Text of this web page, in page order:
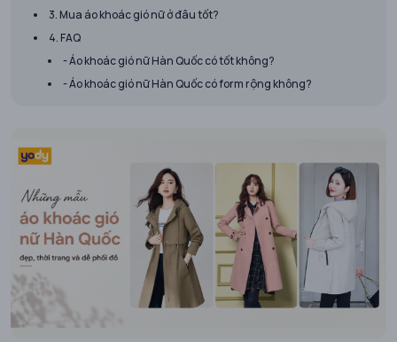
3. Mua áo khoác gió nữ ở đâu tốt?
4. FAQ
- Áo khoác gió nữ Hàn Quốc có tốt không?
- Áo khoác gió nữ Hàn Quốc có form rộng không?